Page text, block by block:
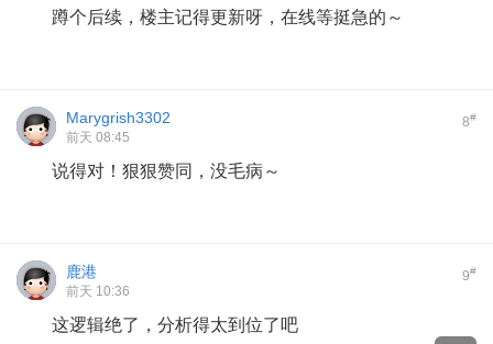
蹲个后续，楼主记得更新呀，在线等挺急的～
8#
Marygrish3302
前天 08:45
说得对！狠狠赞同，没毛病～
9#
鹿港
前天 10:36
这逻辑绝了，分析得太到位了吧